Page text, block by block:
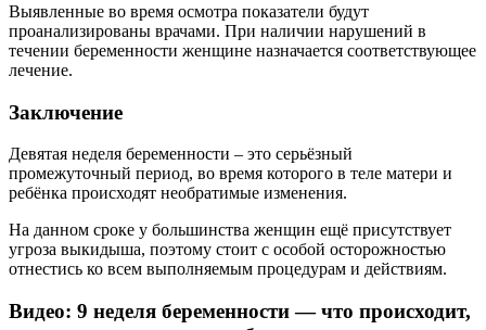
Выявленные во время осмотра показатели будут
проанализированы врачами. При наличии нарушений в
течении беременности женщине назначается соответствующее
лечение.
Заключение
Девятая неделя беременности – это серьёзный
промежуточный период, во время которого в теле матери и
ребёнка происходят необратимые изменения.
На данном сроке у большинства женщин ещё присутствует
угроза выкидыша, поэтому стоит с особой осторожностью
отнестись ко всем выполняемым процедурам и действиям.
Видео: 9 неделя беременности — что происходит,